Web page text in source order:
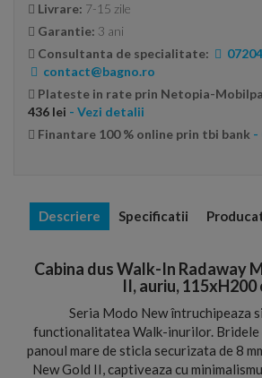
Livrare: 7-15 zile
Garantie: 3 ani
Consultanta de specialitate:
contact@bagno.ro
Plateste in rate prin Netopia-
436 lei - Vezi detalii
Finantare 100 % online prin tbi bank -
Descriere Specificatii
Cabina dus Walk-In Radaway
II, auriu, 115xH200
Seria Modo New întruchipeaza
functionalitatea Walk-inurilor. Bridele
panoul mare de sticla securizata de 8
New Gold II, captiveaza cu